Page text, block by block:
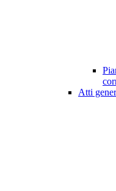
Atti